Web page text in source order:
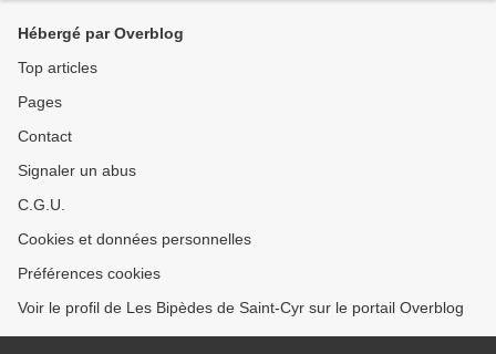
Hébergé par Overblog
Top articles
Pages
Contact
Signaler un abus
C.G.U.
Cookies et données personnelles
Préférences cookies
Voir le profil de Les Bipèdes de Saint-Cyr sur le portail Overblog